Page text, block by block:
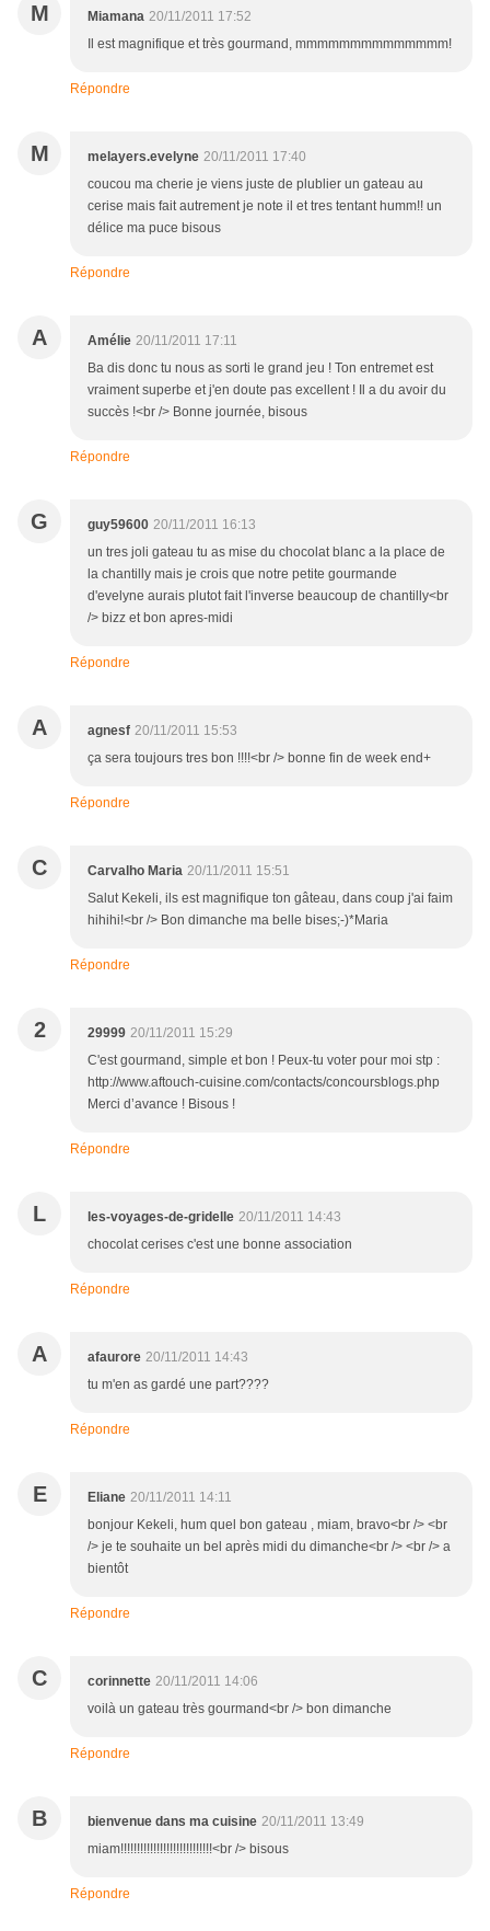
M Miamana 20/11/2011 17:52
Il est magnifique et très gourmand, mmmmmmmmmmmmmm!
Répondre
M melayers.evelyne 20/11/2011 17:40
coucou ma cherie je viens juste de plublier un gateau au
cerise mais fait autrement je note il et tres tentant humm!! un
délice ma puce bisous
Répondre
A Amélie 20/11/2011 17:11
Ba dis donc tu nous as sorti le grand jeu ! Ton entremet est
vraiment superbe et j'en doute pas excellent ! Il a du avoir du
succès !<br /> Bonne journée, bisous
Répondre
G guy59600 20/11/2011 16:13
un tres joli gateau tu as mise du chocolat blanc a la place de
la chantilly mais je crois que notre petite gourmande
d'evelyne aurais plutot fait l'inverse beaucoup de chantilly<br
/> bizz et bon apres-midi
Répondre
A agnesf 20/11/2011 15:53
ça sera toujours tres bon !!!!<br /> bonne fin de week end+
Répondre
C Carvalho Maria 20/11/2011 15:51
Salut Kekeli, ils est magnifique ton gâteau, dans coup j'ai faim
hihihi!<br /> Bon dimanche ma belle bises;-)*Maria
Répondre
2 29999 20/11/2011 15:29
C'est gourmand, simple et bon ! Peux-tu voter pour moi stp :
http://www.aftouch-cuisine.com/contacts/concoursblogs.php
Merci d’avance ! Bisous !
Répondre
L les-voyages-de-gridelle 20/11/2011 14:43
chocolat cerises c'est une bonne association
Répondre
A afaurore 20/11/2011 14:43
tu m'en as gardé une part????
Répondre
E Eliane 20/11/2011 14:11
bonjour Kekeli, hum quel bon gateau , miam, bravo<br /> <br
/> je te souhaite un bel après midi du dimanche<br /> <br /> a
bientôt
Répondre
C corinnette 20/11/2011 14:06
voilà un gateau très gourmand<br /> bon dimanche
Répondre
B bienvenue dans ma cuisine 20/11/2011 13:49
miam!!!!!!!!!!!!!!!!!!!!!!!!!!!!<br /> bisous
Répondre